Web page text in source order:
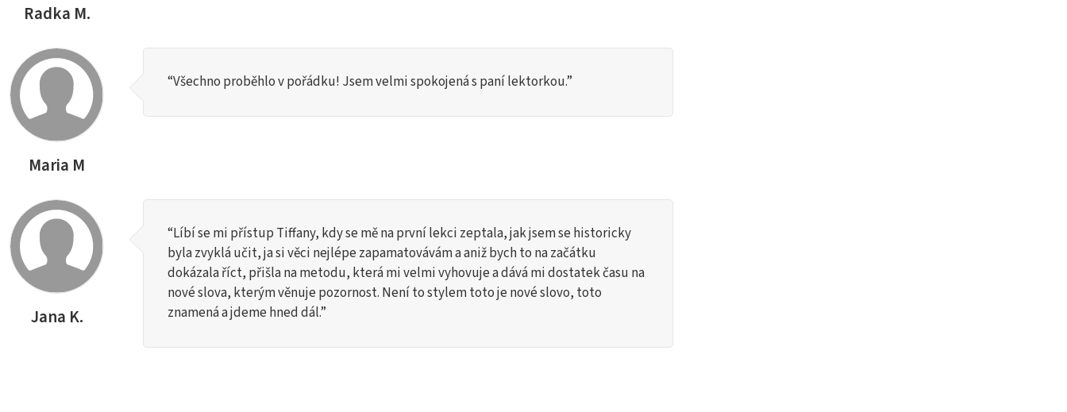
Radka M.
Maria M
“Všechno proběhlo v pořádku! Jsem velmi spokojená s paní lektorkou.”
Jana K.
“Líbí se mi přístup Tiffany, kdy se mě na první lekci zeptala, jak jsem se historicky
byla zvyklá učit, ja si věci nejlépe zapamatovávám a aniž bych to na začátku
dokázala říct, přišla na metodu, která mi velmi vyhovuje a dává mi dostatek času na
nové slova, kterým věnuje pozornost. Není to stylem toto je nové slovo, toto
znamená a jdeme hned dál.”